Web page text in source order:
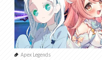
Apex Legends